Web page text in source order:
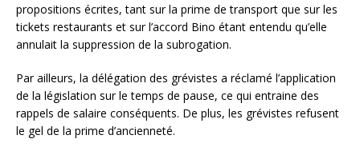
propositions écrites, tant sur la prime de transport que sur les
tickets restaurants et sur l’accord Bino étant entendu qu’elle
annulait la suppression de la subrogation.
Par ailleurs, la délégation des grévistes a réclamé l’application
de la législation sur le temps de pause, ce qui entraine des
rappels de salaire conséquents. De plus, les grévistes refusent
le gel de la prime d’ancienneté.